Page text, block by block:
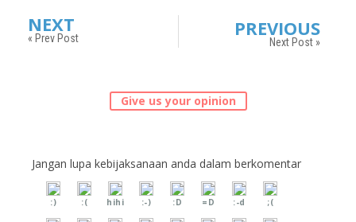
NEXT
« Prev Post PREVIOUS
Next Post »
Give us your opinion
Jangan lupa kebijaksanaan anda dalam berkomentar
:) :( hihi :-) :D =D :-d ;(